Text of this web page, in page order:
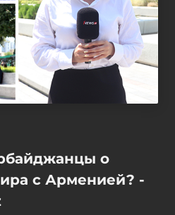
о
с Арменией? -